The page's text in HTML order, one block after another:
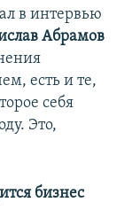
в интервью
Абрамов
есть и те,
себя
Это,
бизнес